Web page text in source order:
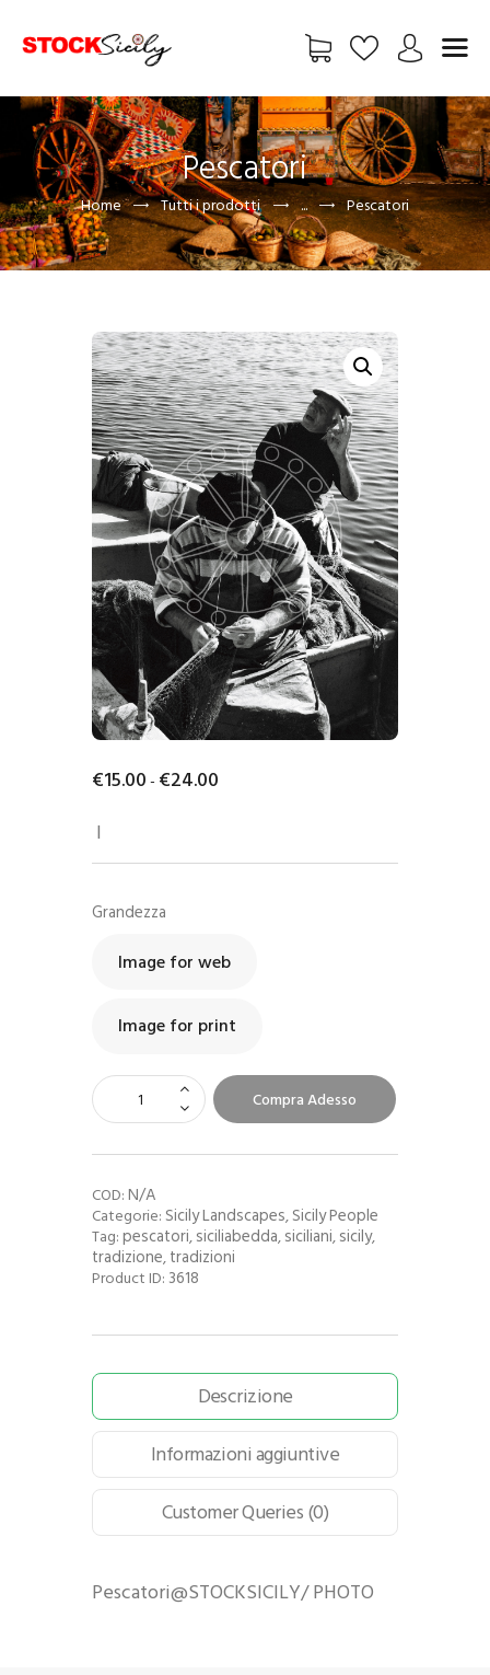
Pescatori
Home Tutti i prodotti ... Pescatori
HOME
CHI SIAMO
VETRINA
EXCLUSIVE
FREE
BLOG
ADV
CONTATTI
UTENTE
€15.00- €24.00
I
Grandezza
Image for web
Image for print
Compra Adesso
COD:N/A
Categorie: Sicily Landscapes,Sicily People
Tag:pescatori,siciliabedda,siciliani,sicily,
tradizione,tradizioni
Product ID: 3618
Descrizione
Informazioni aggiuntive
Customer Queries (0)
Pescatori@STOCKSICILY/ PHOTO